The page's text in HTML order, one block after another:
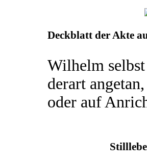
Deckblatt der Akte
Wilhelm
derart
oder auf